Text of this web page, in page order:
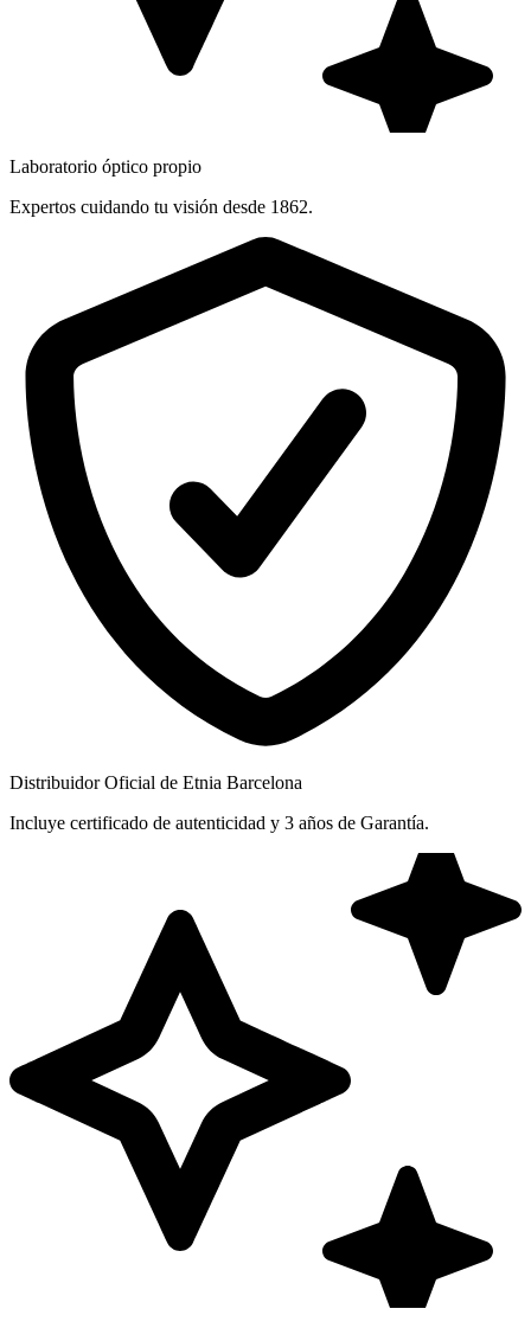
Laboratorio óptico propio
Expertos cuidando tu visión desde 1862.
Distribuidor Oficial de Etnia Barcelona
Incluye certificado de autenticidad y 3 años de Garantía.